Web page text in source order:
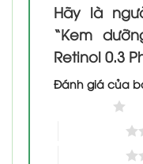
Hãy là
“Kem
Retinol 0.3
Đánh giá của